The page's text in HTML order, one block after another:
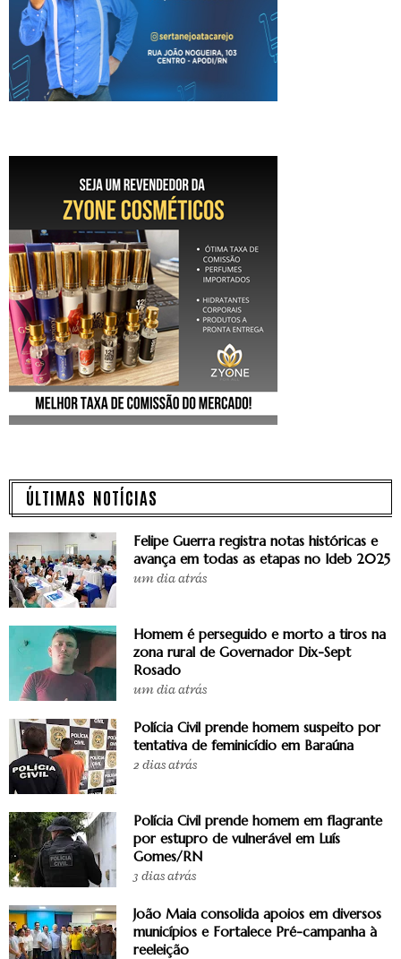
ÚLTIMAS NOTÍCIAS
Felipe Guerra registra notas históricas e
avança em todas as etapas no Ideb 2025
um dia atrás
Homem é perseguido e morto a tiros na
zona rural de Governador Dix-Sept
Rosado
um dia atrás
Polícia Civil prende homem suspeito por
tentativa de feminicídio em Baraúna
2 dias atrás
Polícia Civil prende homem em flagrante
por estupro de vulnerável em Luís
Gomes/RN
3 dias atrás
João Maia consolida apoios em diversos
municípios e Fortalece Pré-campanha à
reeleição